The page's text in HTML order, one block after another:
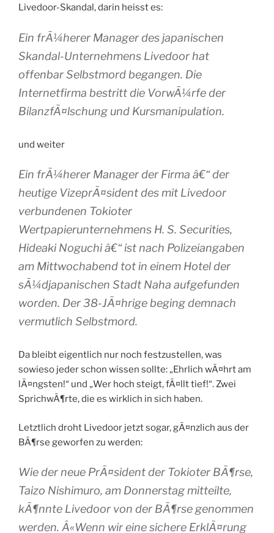
Livedoor-Skandal, darin heisst es:
Ein frÃ¼herer Manager des japanischen
Skandal-Unternehmens Livedoor hat
offenbar Selbstmord begangen. Die
Internetfirma bestritt die VorwÃ¼rfe der
BilanzfÃ¤lschung und Kursmanipulation.
und weiter
Ein frÃ¼herer Manager der Firma â€“ der
heutige VizeprÃ¤sident des mit Livedoor
verbundenen Tokioter
Wertpapierunternehmens H. S. Securities,
Hideaki Noguchi â€“ ist nach Polizeiangaben
am Mittwochabend tot in einem Hotel der
sÃ¼djapanischen Stadt Naha aufgefunden
worden. Der 38-JÃ¤hrige beging demnach
vermutlich Selbstmord.
Da bleibt eigentlich nur noch festzustellen, was
sowieso jeder schon wissen sollte: „Ehrlich wÃ¤hrt am
lÃ¤ngsten!“ und „Wer hoch steigt, fÃ¤llt tief!“. Zwei
SprichwÃ¶rte, die es wirklich in sich haben.
Letztlich droht Livedoor jetzt sogar, gÃ¤nzlich aus der
BÃ¶rse geworfen zu werden:
Wie der neue PrÃ¤sident der Tokioter BÃ¶rse,
Taizo Nishimuro, am Donnerstag mitteilte,
kÃ¶nnte Livedoor von der BÃ¶rse genommen
werden. Â«Wenn wir eine sichere ErklÃ¤rung